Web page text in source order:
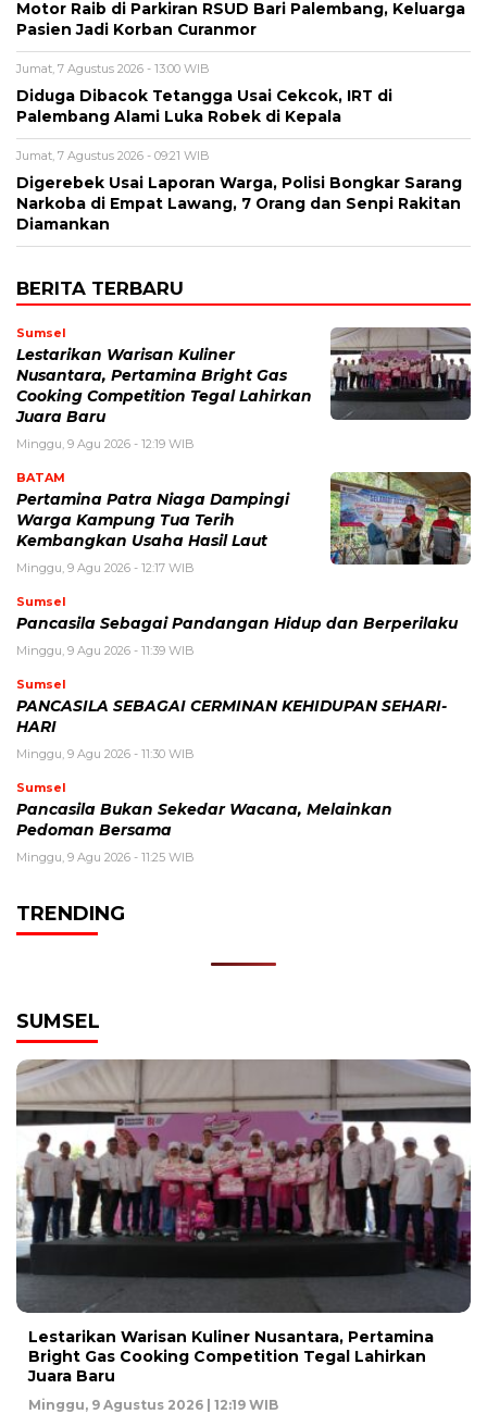
Motor Raib di Parkiran RSUD Bari Palembang, Keluarga
Pasien Jadi Korban Curanmor
Jumat, 7 Agustus 2026 - 13:00 WIB
Diduga Dibacok Tetangga Usai Cekcok, IRT di
Palembang Alami Luka Robek di Kepala
Jumat, 7 Agustus 2026 - 09:21 WIB
Digerebek Usai Laporan Warga, Polisi Bongkar Sarang
Narkoba di Empat Lawang, 7 Orang dan Senpi Rakitan
Diamankan
BERITA TERBARU
Sumsel
Lestarikan Warisan Kuliner
Nusantara, Pertamina Bright Gas
Cooking Competition Tegal Lahirkan
Juara Baru
Minggu, 9 Agu 2026 - 12:19 WIB
BATAM
Pertamina Patra Niaga Dampingi
Warga Kampung Tua Terih
Kembangkan Usaha Hasil Laut
Minggu, 9 Agu 2026 - 12:17 WIB
Sumsel
Pancasila Sebagai Pandangan Hidup dan Berperilaku
Minggu, 9 Agu 2026 - 11:39 WIB
Sumsel
PANCASILA SEBAGAI CERMINAN KEHIDUPAN SEHARI-
HARI
Minggu, 9 Agu 2026 - 11:30 WIB
Sumsel
Pancasila Bukan Sekedar Wacana, Melainkan
Pedoman Bersama
Minggu, 9 Agu 2026 - 11:25 WIB
TRENDING
SUMSEL
Lestarikan Warisan Kuliner Nusantara, Pertamina
Bright Gas Cooking Competition Tegal Lahirkan
Juara Baru
Minggu, 9 Agustus 2026 | 12:19 WIB